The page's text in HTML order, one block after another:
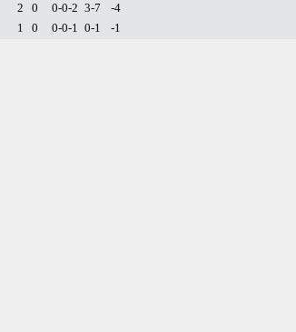
2 0 0-0-2 3-7
-4
1 0 0-0-1 0-1 -1